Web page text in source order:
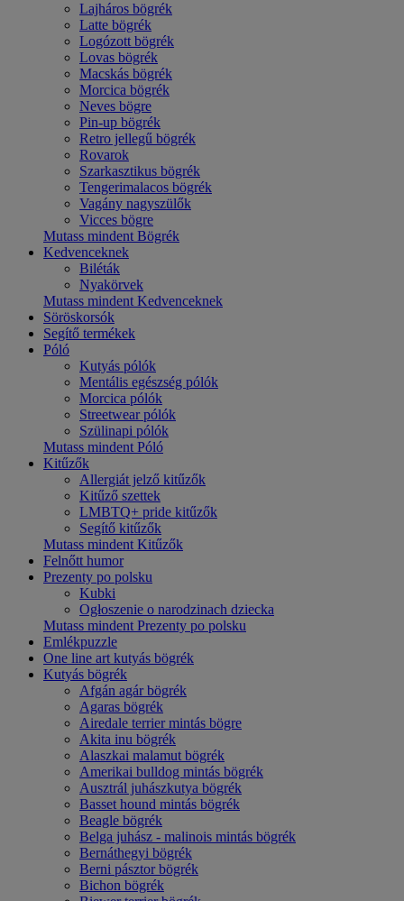
Lajháros bögrék
Latte bögrék
Logózott bögrék
Lovas bögrék
Macskás bögrék
Morcica bögrék
Neves bögre
Pin-up bögrék
Retro jellegű bögrék
Rovarok
Szarkasztikus bögrék
Tengerimalacos bögrék
Vagány nagyszülők
Vicces bögre
Mutass mindent Bögrék
Kedvenceknek
Biléták
Nyakörvek
Mutass mindent Kedvenceknek
Söröskorsók
Segítő termékek
Póló
Kutyás pólók
Mentális egészség pólók
Morcica pólók
Streetwear pólók
Szülinapi pólók
Mutass mindent Póló
Kitűzők
Allergiát jelző kitűzők
Kitűző szettek
LMBTQ+ pride kitűzők
Segítő kitűzők
Mutass mindent Kitűzők
Felnőtt humor
Prezenty po polsku
Kubki
Ogłoszenie o narodzinach dziecka
Mutass mindent Prezenty po polsku
Emlékpuzzle
One line art kutyás bögrék
Kutyás bögrék
Afgán agár bögrék
Agaras bögrék
Airedale terrier mintás bögre
Akita inu bögrék
Alaszkai malamut bögrék
Amerikai bulldog mintás bögrék
Ausztrál juhászkutya bögrék
Basset hound mintás bögrék
Beagle bögrék
Belga juhász - malinois mintás bögrék
Bernáthegyi bögrék
Berni pásztor bögrék
Bichon bögrék